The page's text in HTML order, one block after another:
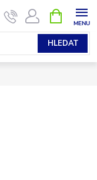
HLEDAT
NÁKUPNÍ
KOŠÍK